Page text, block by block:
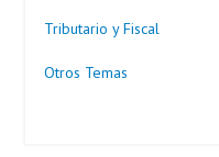
Tributario y Fiscal
Otros Temas